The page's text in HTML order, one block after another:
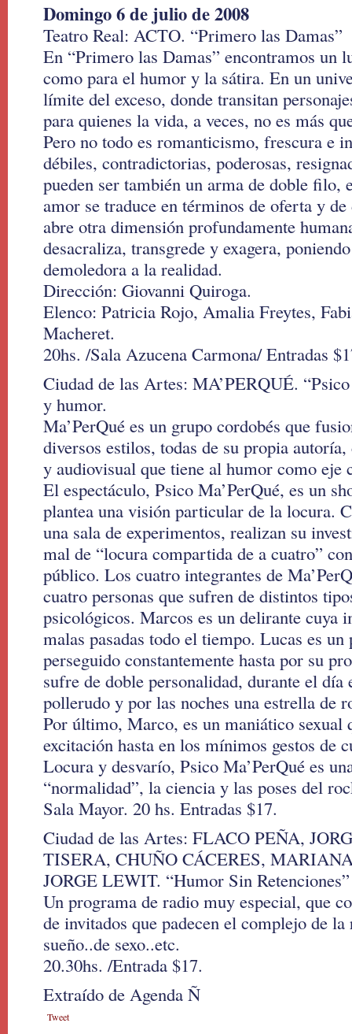
Domingo 6 de julio de 2008
Teatro Real: ACTO. “Primero las Damas”
En “Primero las Damas” encontramos un
como para el humor y la sátira. En un
límite del exceso, donde transitan
para quienes la vida, a veces, no es más
Pero no todo es romanticismo, frescura e
débiles, contradictorias, poderosas,
pueden ser también un arma de doble filo,
amor se traduce en términos de oferta y de
abre otra dimensión profundamente
desacraliza, transgrede y exagera,
demoledora a la realidad.
Dirección: Giovanni Quiroga.
Elenco: Patricia Rojo, Amalia Freytes,
Macheret.
20hs. /Sala Azucena Carmona/ Entradas
Ciudad de las Artes: MA’PERQUÉ.
y humor.
Ma’PerQué es un grupo cordobés que
diversos estilos, todas de su propia
y audiovisual que tiene al humor como eje
El espectáculo, Psico Ma’PerQué, es un
plantea una visión particular de la locura.
una sala de experimentos, realizan su
mal de “locura compartida de a cuatro”
público. Los cuatro integrantes de
cuatro personas que sufren de distintos
psicológicos. Marcos es un delirante cuya
malas pasadas todo el tiempo. Lucas es un
perseguido constantemente hasta por su
sufre de doble personalidad, durante el día
pollerudo y por las noches una estrella de
Por último, Marco, es un maniático sexual
excitación hasta en los mínimos gestos de
Locura y desvarío, Psico Ma’PerQué es
“normalidad”, la ciencia y las poses del
Sala Mayor. 20 hs. Entradas $17.
Ciudad de las Artes: FLACO PEÑA,
TISERA, CHUÑO CÁCERES,
JORGE LEWIT. “Humor Sin Retenciones”
Un programa de radio muy especial, que
de invitados que padecen el complejo de
sueño..de sexo..etc.
20.30hs. /Entrada $17.
Extraído de Agenda Ñ
Tweet